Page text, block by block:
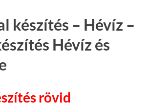
készítés – Hévíz –
Hévíz és
rövid